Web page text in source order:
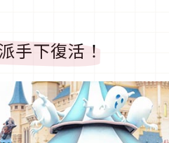
手下復活！